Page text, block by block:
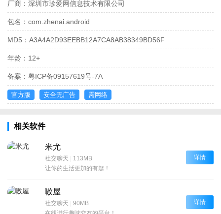
厂商： 深圳市珍爱网信息技术有限公司
包名： com.zhenai.android
MD5： A3A4A2D93EEBB12A7CA8AB38349BD56F
年龄： 12+
备案： 粤ICP备09157619号-7A
官方版 安全无广告 需网络
相关软件
米尤
社交聊天 | 113MB
让你的生活更加的有趣！
详情
嗷屋
社交聊天 | 90MB
详情